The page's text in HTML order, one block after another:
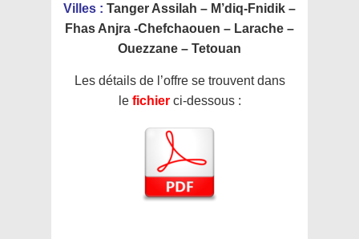
Villes : Tanger Assilah – M’diq-Fnidik –
Fhas Anjra -Chefchaouen – Larache –
Ouezzane – Tetouan
Les détails de l’offre se trouvent dans
le fichier ci-dessous :